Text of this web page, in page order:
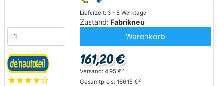
Lieferzeit: 3 - 5 Werktage
Zustand: Fabrikneu
Warenkorb
starstarstarstarstar_outline
161,20 €
Versand: 4,95 €2
Gesamtpreis: 166,15 €2